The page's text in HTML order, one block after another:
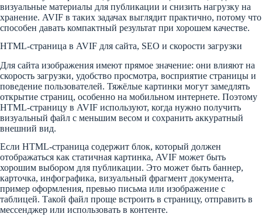
визуальные материалы для публикации и снизить нагрузку на
хранение. AVIF в таких задачах выглядит практично, потому что
способен давать компактный результат при хорошем качестве.
HTML-страница в AVIF для сайта, SEO и скорости загрузки
Для сайта изображения имеют прямое значение: они влияют на
скорость загрузки, удобство просмотра, восприятие страницы и
поведение пользователей. Тяжёлые картинки могут замедлять
открытие страниц, особенно на мобильном интернете. Поэтому
HTML-страницу в AVIF используют, когда нужно получить
визуальный файл с меньшим весом и сохранить аккуратный
внешний вид.
Если HTML-страница содержит блок, который должен
отображаться как статичная картинка, AVIF может быть
хорошим выбором для публикации. Это может быть баннер,
карточка, инфографика, визуальный фрагмент документа,
пример оформления, превью письма или изображение с
таблицей. Такой файл проще встроить в страницу, отправить в
мессенджер или использовать в контенте.